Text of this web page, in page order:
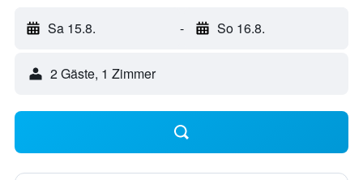
Sa 15.8. - So 16.8.
2 Gäste, 1 Zimmer